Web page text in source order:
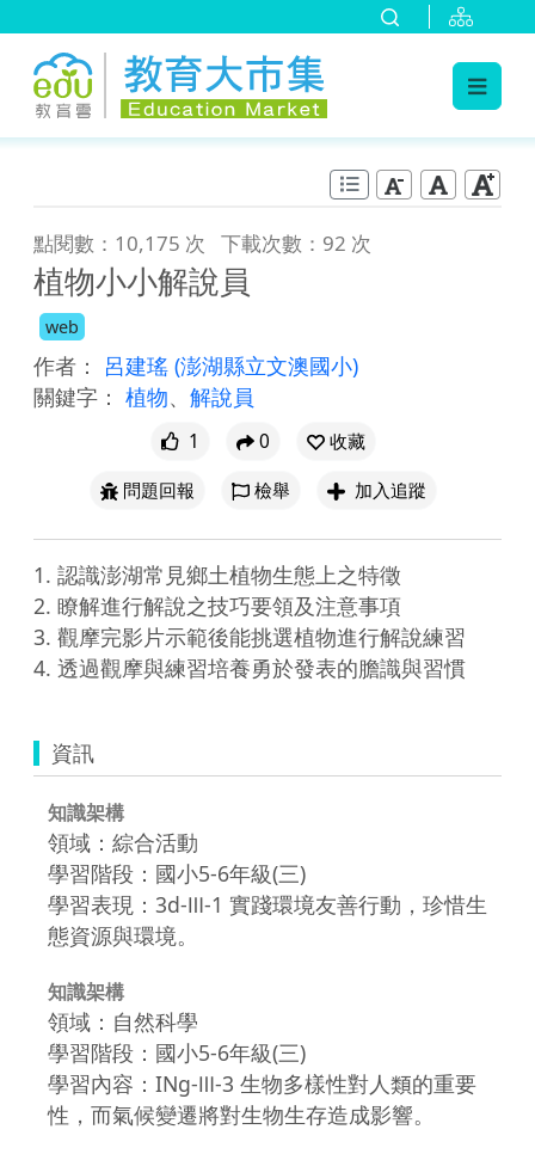
點閱數：10,175 次 下載次數：92 次
植物小小解說員
web
作者： 呂建瑤 (澎湖縣立文澳國小)
關鍵字： 植物、 解說員
1 0
收藏
問題回報
檢舉 加入追蹤
1. 認識澎湖常見鄉土植物生態上之特徵
2. 瞭解進行解說之技巧要領及注意事項
3. 觀摩完影片示範後能挑選植物進行解說練習
4. 透過觀摩與練習培養勇於發表的膽識與習慣
資訊
知識架構
領域：綜合活動
學習階段：國小5-6年級(三)
學習表現：3d-Ⅲ-1 實踐環境友善行動，珍惜生
態資源與環境。
知識架構
領域：自然科學
學習階段：國小5-6年級(三)
學習內容：INg-Ⅲ-3 生物多樣性對人類的重要
性，而氣候變遷將對生物生存造成影響。